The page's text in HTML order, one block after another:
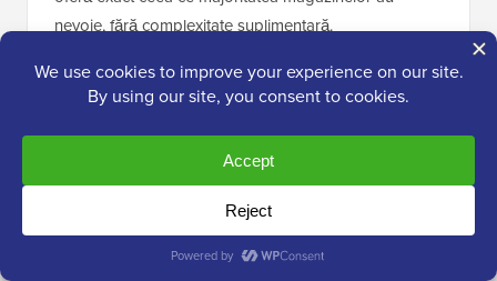
nevoie, fără complexitate suplimentară.
5. Fast Cart pentru WooCommerce
🏅Cel mai bun coș glisant gratuit pentru